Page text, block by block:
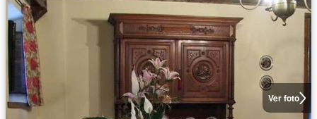
Ver foto